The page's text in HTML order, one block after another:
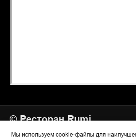
Мы используем cookie-файлы для
© Ресторан Rumi
ООО «РЕСТО ГРУПП 57»